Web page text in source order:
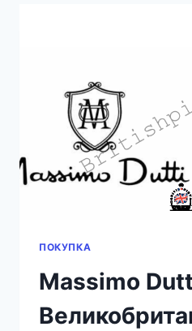
ГОД
ПОКУПКА
Massimo